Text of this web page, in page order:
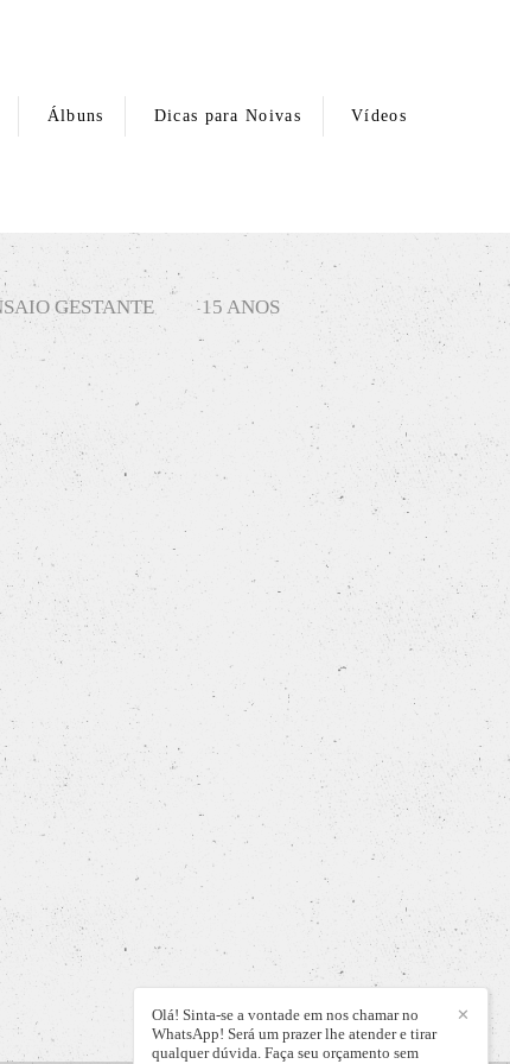
Álbuns Dicas para Noivas Vídeos
GESTANTE 15 ANOS
✕
Olá! Sinta-se a vontade em nos chamar no
WhatsApp! Será um prazer lhe atender e tirar
qualquer dúvida. Faça seu orçamento sem